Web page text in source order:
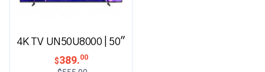
4K TV UN50U8000 | 50"
$389.00